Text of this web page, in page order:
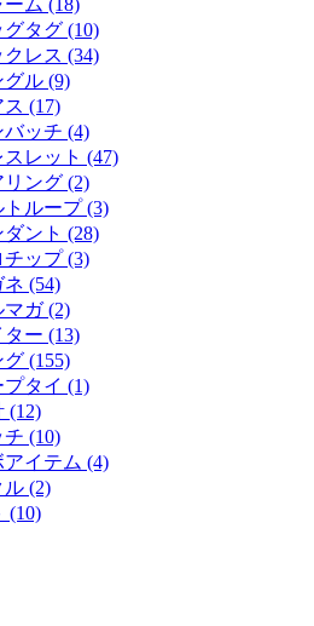
タグ (10)
レス (34)
ル (9)
(17)
ッチ (4)
レット (47)
ング (2)
ループ (3)
ント (28)
ップ (3)
(54)
ガ (2)
ー (13)
(155)
タイ (1)
(12)
(10)
イテム (4)
(2)
(10)